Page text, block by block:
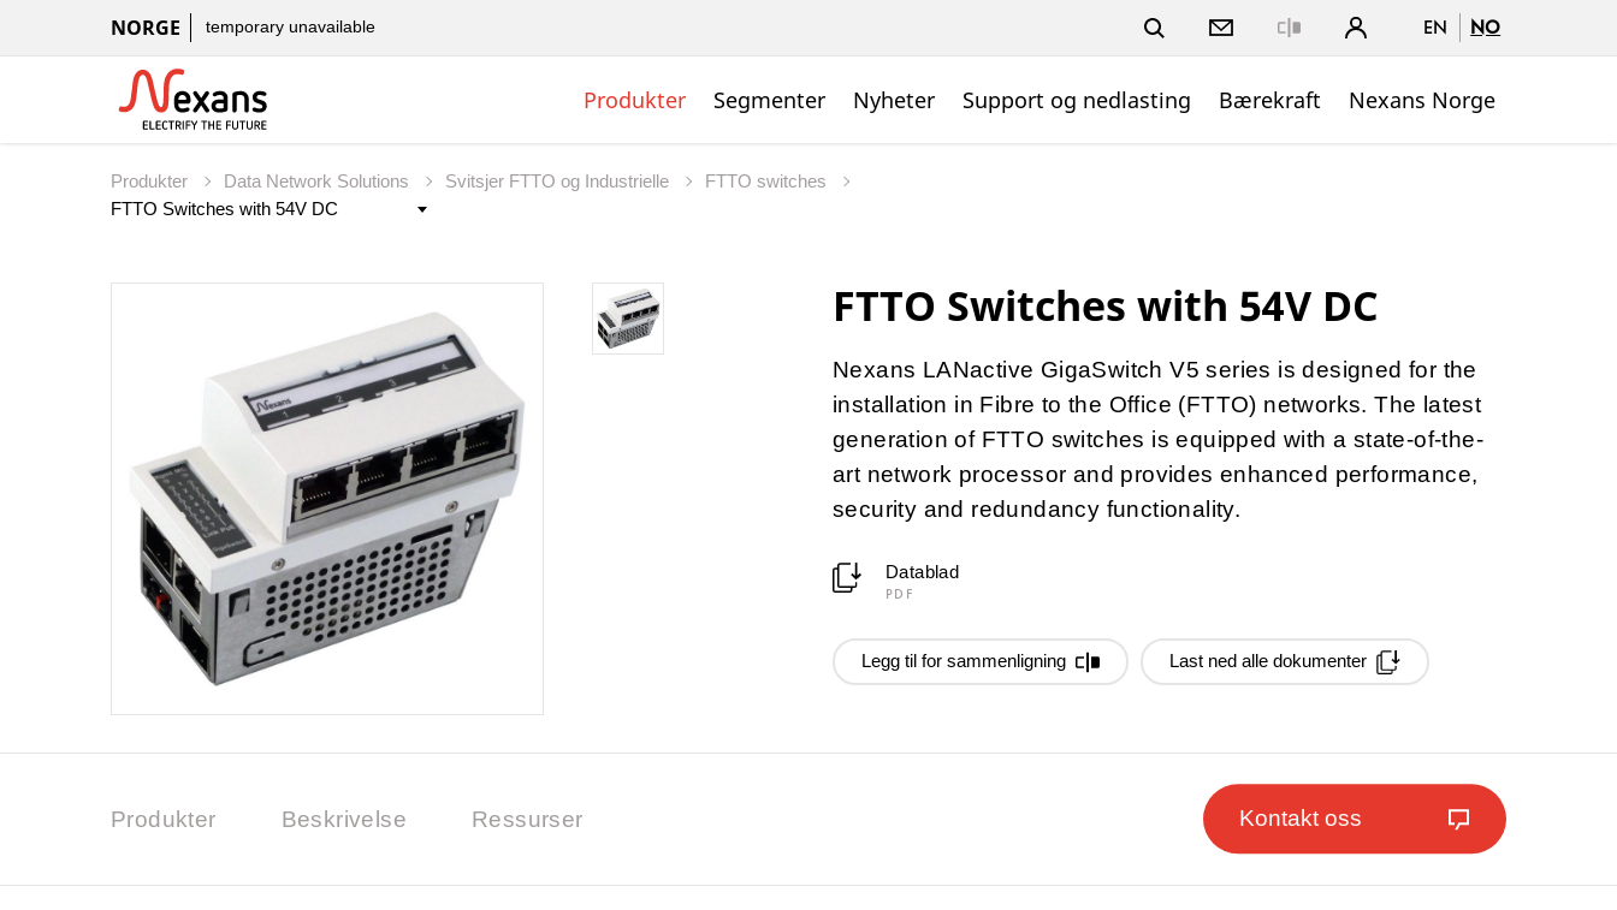
NORGE temporary unavailable EN NO
Produkter Segmenter Nyheter Support og nedlasting Bærekraft Nexans Norge
Produkter Data Network Solutions Svitsjer FTTO og Industrielle FTTO switches
FTTO Switches with 54V DC
Nexans LANactive GigaSwitch V5 series is designed for the
installation in Fibre to the Office (FTTO) networks. The latest
generation of FTTO switches is equipped with a state-of-the-
art network processor and provides enhanced performance,
security and redundancy functionality.
Datablad
PDF
Legg til for sammenligning Last ned alle dokumenter
Produkter Beskrivelse Ressurser Kontakt oss